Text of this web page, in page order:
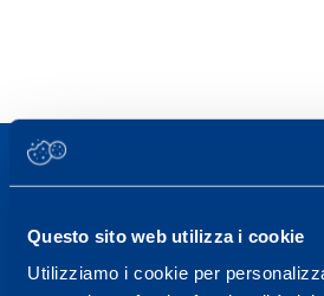
Questo sito web utilizza i cookie
Utilizziamo i cookie per
Sport Service Mapei S.r.l. - Via